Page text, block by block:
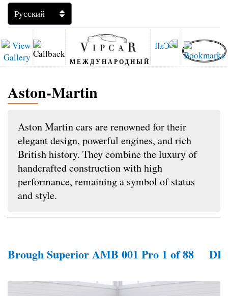
МЕЖДУНАРОДНЫЙ
Aston-Martin
Aston Martin cars are renowned for their
elegant design, powerful engines, and rich
British history. They combine the luxury of
handcrafted construction with high
performance, remaining a symbol of status
and style.
Brough Superior AMB 001 Pro 1 of 88